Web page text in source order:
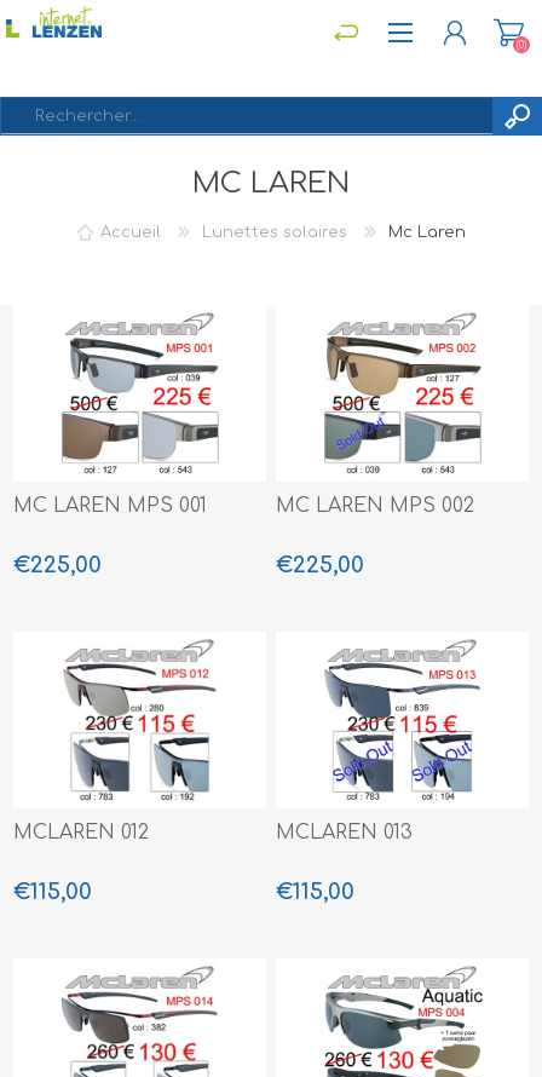
CONNEXION
(0)
MC LAREN
Accueil Lunettes solaires Mc Laren
MC LAREN MPS 001
€225,00
MC LAREN MPS 002
€225,00
MCLAREN 012
€115,00
MCLAREN 013
€115,00